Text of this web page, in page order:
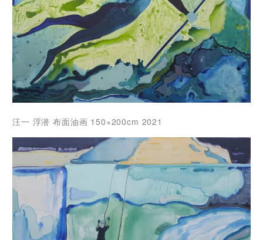
汪一 浮潜 布面油画 150×200cm 2021